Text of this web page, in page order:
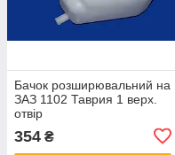
Бачок розширювальний на
ЗАЗ 1102 Таврия 1 верх.
отвір
354 ₴